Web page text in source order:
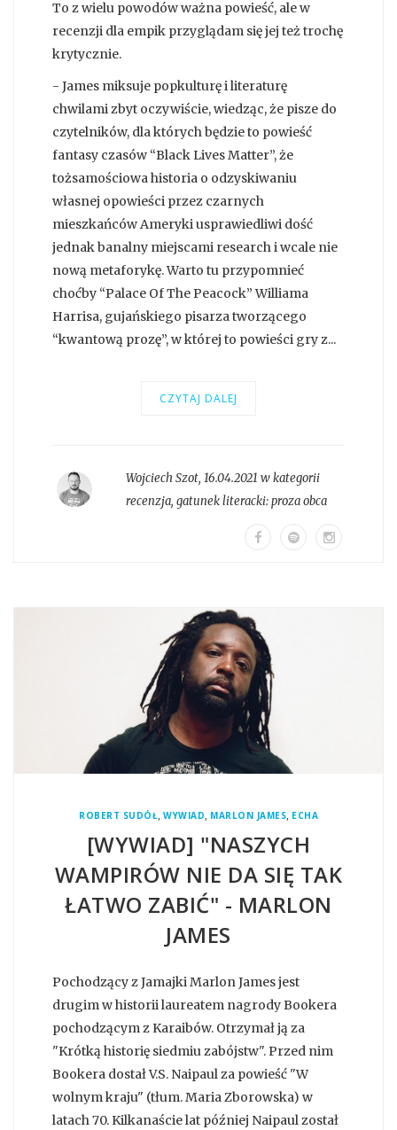
To z wielu powodów ważna powieść, ale w
recenzji dla empik przyglądam się jej też trochę
krytycznie.
- James miksuje popkulturę i literaturę
chwilami zbyt oczywiście, wiedząc, że pisze do
czytelników, dla których będzie to powieść
fantasy czasów “Black Lives Matter”, że
tożsamościowa historia o odzyskiwaniu
własnej opowieści przez czarnych
mieszkańców Ameryki usprawiedliwi dość
jednak banalny miejscami research i wcale nie
nową metaforykę. Warto tu przypomnieć
choćby “Palace Of The Peacock” Williama
Harrisa, gujańskiego pisarza tworzącego
“kwantową prozę”, w której to powieści gry z...
CZYTAJ DALEJ
Wojciech Szot, 16.04.2021 w kategorii
recenzja, gatunek literacki:proza obca
ROBERT SUDÓŁ, WYWIAD, MARLON JAMES, ECHA
[WYWIAD] "NASZYCH
WAMPIRÓW NIE DA SIĘ TAK
ŁATWO ZABIĆ" - MARLON
JAMES
Pochodzący z Jamajki Marlon James jest
drugim w historii laureatem nagrody Bookera
pochodzącym z Karaibów. Otrzymał ją za
"Krótką historię siedmiu zabójstw". Przed nim
Bookera dostał V.S. Naipaul za powieść "W
wolnym kraju" (tłum. Maria Zborowska) w
latach 70. Kilkanaście lat później Naipaul został